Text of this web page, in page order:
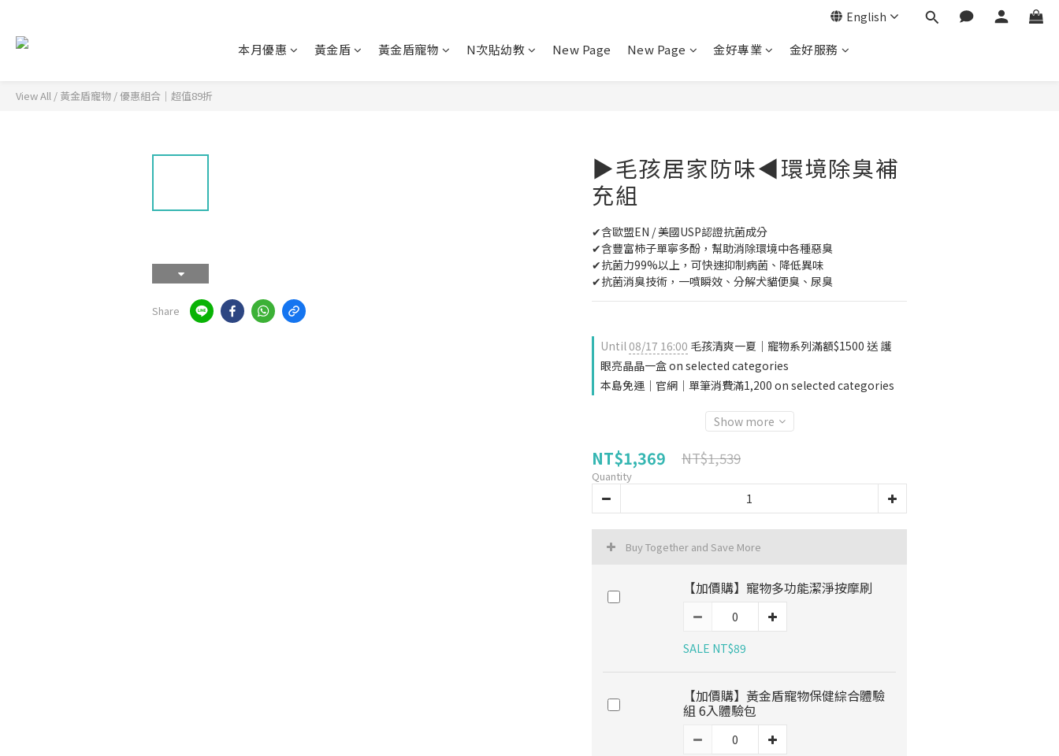
English
本月優惠 黃金盾 黃金盾寵物 N次貼幼教 New Page New Page 金好專業 金好服務
View All / 黃金盾寵物 /優惠組合｜超值89折
Share
▶毛孩居家防味◀環境除臭補
充組
✔含歐盟EN / 美國USP認證抗菌成分
✔含豐富柿子單寧多酚，幫助消除環境中各種惡臭
✔抗菌力99%以上，可快速抑制病菌、降低異味
✔抗菌消臭技術，一噴瞬效、分解犬貓便臭、尿臭
Until08/17 16:00 毛孩清爽一夏｜寵物系列滿額$1500 送 護
眼亮晶晶一盒 on selected categories
本島免運｜官網｜單筆消費滿1,200 on selected categories
Show more
NT$1,369 NT$1,539
Quantity
Buy Together and Save More
【加價購】寵物多功能潔淨按摩刷
SALE NT$89
【加價購】黃金盾寵物保健綜合體驗
組 6入體驗包